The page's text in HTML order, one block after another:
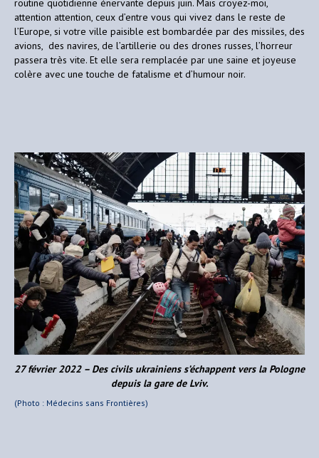
routine quotidienne énervante depuis juin. Mais croyez-moi,
attention attention, ceux d’entre vous qui vivez dans le reste de
l’Europe, si votre ville paisible est bombardée par des missiles, des
avions, des navires, de l’artillerie ou des drones russes, l’horreur
passera très vite. Et elle sera remplacée par une saine et joyeuse
colère avec une touche de fatalisme et d’humour noir.
27 février 2022 – Des civils ukrainiens s’échappent vers la Pologne
depuis la gare de Lviv.
(Photo : Médecins sans Frontières)